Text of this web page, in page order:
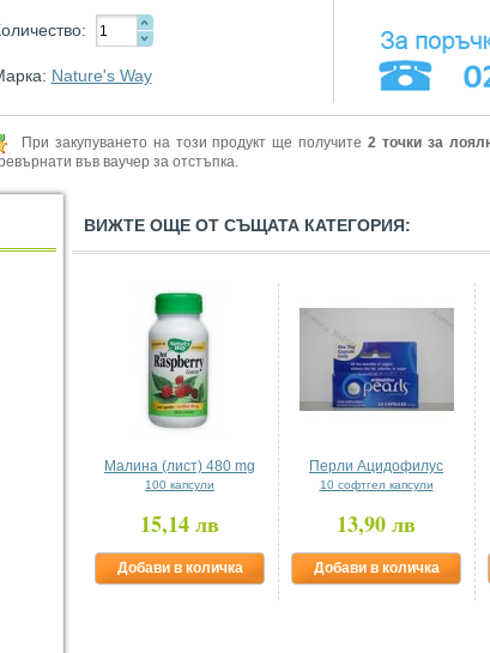
Nature's Way
При закупуването на този продукт ще получите2 точки за
във ваучер за отстъпка.
ВИЖТЕ ОЩЕ ОТ СЪЩАТА КАТЕГОРИЯ:
Малина (лист) 480 mg
100 капсули
15,14 лв
Добави в количка
Перли Ацидофилус
10 софтгел капсули
13,90 лв
Добави в количка